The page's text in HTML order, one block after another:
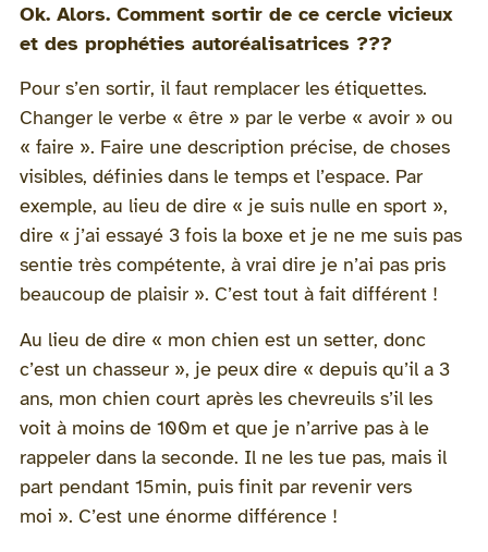
Ok. Alors. Comment sortir de ce cercle vicieux
et des prophéties autoréalisatrices ???
Pour s’en sortir, il faut remplacer les étiquettes.
Changer le verbe « être » par le verbe « avoir » ou
« faire ». Faire une description précise, de choses
visibles, définies dans le temps et l’espace. Par
exemple, au lieu de dire « je suis nulle en sport »,
dire « j’ai essayé 3 fois la boxe et je ne me suis pas
sentie très compétente, à vrai dire je n’ai pas pris
beaucoup de plaisir ». C’est tout à fait différent !
Au lieu de dire « mon chien est un setter, donc
c’est un chasseur », je peux dire « depuis qu’il a 3
ans, mon chien court après les chevreuils s’il les
voit à moins de 100m et que je n’arrive pas à le
rappeler dans la seconde. Il ne les tue pas, mais il
part pendant 15min, puis finit par revenir vers
moi ». C’est une énorme différence !